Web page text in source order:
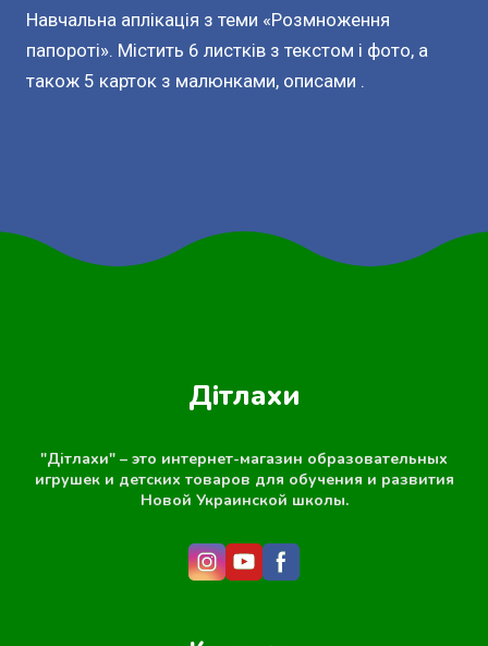
Навчальна аплікація з теми «Розмноження
папороті». Містить 6 листків з текстом і фото, а
також 5 карток з малюнками, описами .
Дітлахи
"Дітлахи" – это интернет-магазин образовательных
игрушек и детских товаров для обучения и развития
Новой Украинской школы.